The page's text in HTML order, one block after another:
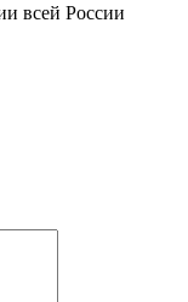
всей России